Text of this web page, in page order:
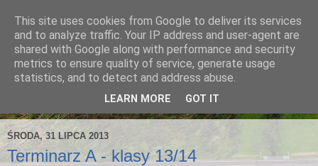
ŚRODA, 31 LIPCA 2013
Terminarz A - klasy 13/14
This site uses cookies from Google to deliver its services
and to analyze traffic. Your IP address and user-agent are
shared with Google along with performance and security
metrics to ensure quality of service, generate usage
statistics, and to detect and address abuse.
LEARN MORE GOT IT